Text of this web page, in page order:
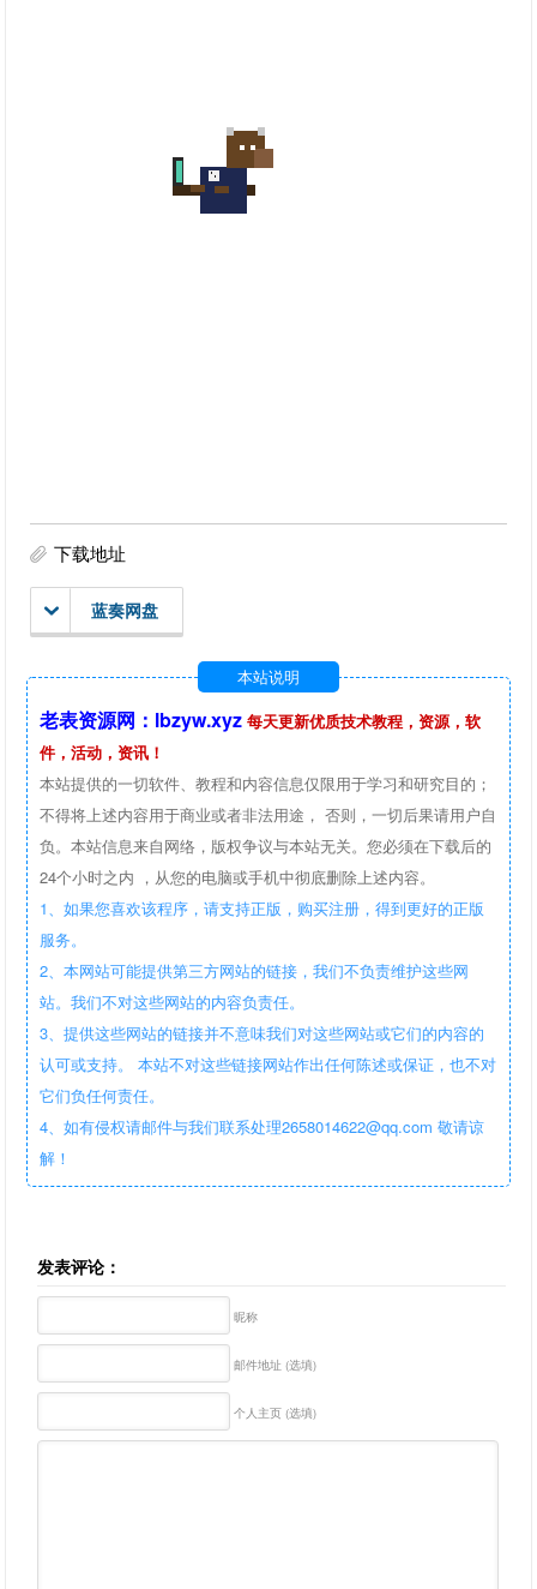
下载地址
蓝奏网盘
本站说明
老表资源网：lbzyw.xyz 每天更新优质技术教程，资源，软
件，活动，资讯！
本站提供的一切软件、教程和内容信息仅限用于学习和研究目的；
不得将上述内容用于商业或者非法用途， 否则，一切后果请用户自
负。本站信息来自网络，版权争议与本站无关。您必须在下载后的
24个小时之内 ，从您的电脑或手机中彻底删除上述内容。
1、如果您喜欢该程序，请支持正版，购买注册，得到更好的正版
服务。
2、本网站可能提供第三方网站的链接，我们不负责维护这些网
站。我们不对这些网站的内容负责任。
3、提供这些网站的链接并不意味我们对这些网站或它们的内容的
认可或支持。 本站不对这些链接网站作出任何陈述或保证，也不对
它们负任何责任。
4、如有侵权请邮件与我们联系处理2658014622@qq.com 敬请谅
解！
发表评论：
昵称
邮件地址 (选填)
个人主页 (选填)